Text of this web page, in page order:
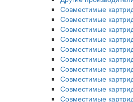
Совместимые
Совместимые
Совместимые
Совместимые
Совместимые
Совместимые
Совместимые
Совместимые
Совместимые
Совместимые